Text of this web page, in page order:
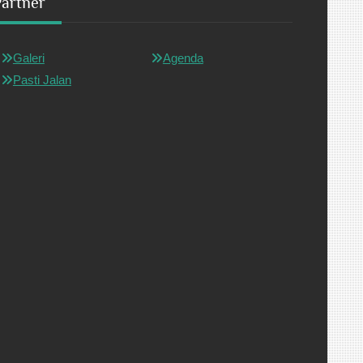
Galeri
Pasti Jalan
Agenda